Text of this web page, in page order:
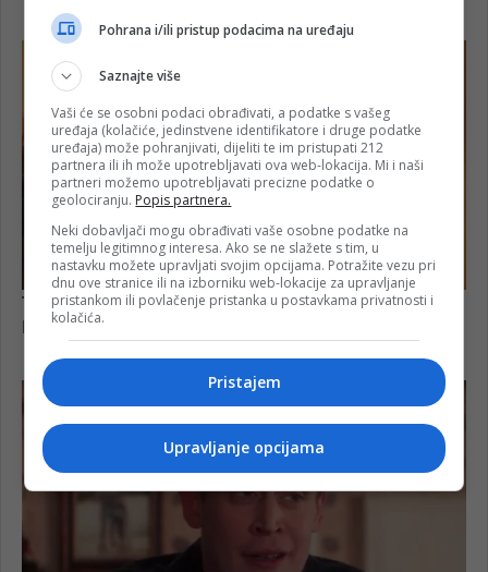
Pohrana i/ili pristup podacima na uređaju
Saznajte više
Vaši će se osobni podaci obrađivati, a podatke s vašeg
uređaja (kolačiće, jedinstvene identifikatore i druge podatke
uređaja) može pohranjivati, dijeliti te im pristupati 212
partnera ili ih može upotrebljavati ova web-lokacija. Mi i naši
partneri možemo upotrebljavati precizne podatke o
geolociranju. Popis partnera.
Neki dobavljači mogu obrađivati vaše osobne podatke na
temelju legitimnog interesa. Ako se ne slažete s tim, u
nastavku možete upravljati svojim opcijama. Potražite vezu pri
dnu ove stranice ili na izborniku web-lokacije za upravljanje
pristankom ili povlačenje pristanka u postavkama privatnosti i
kolačića.
Pristajem
Upravljanje opcijama